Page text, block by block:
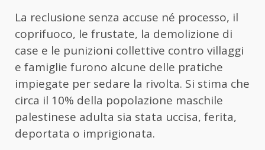
La reclusione senza accuse né processo, il
coprifuoco, le frustate, la demolizione di
case e le punizioni collettive contro villaggi
e famiglie furono alcune delle pratiche
impiegate per sedare la rivolta. Si stima che
circa il 10% della popolazione maschile
palestinese adulta sia stata uccisa, ferita,
deportata o imprigionata.